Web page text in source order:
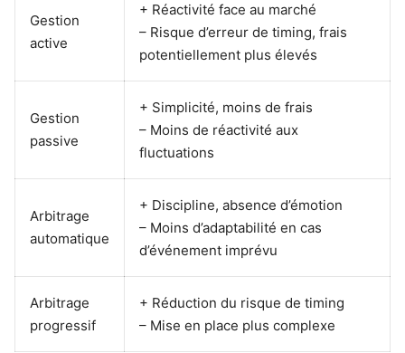
Gestion
active
+ Réactivité face au marché
– Risque d’erreur de timing, frais
potentiellement plus élevés
Gestion
passive
+ Simplicité, moins de frais
– Moins de réactivité aux
fluctuations
Arbitrage
automatique
+ Discipline, absence d’émotion
– Moins d’adaptabilité en cas
d’événement imprévu
Arbitrage
progressif
+ Réduction du risque de timing
– Mise en place plus complexe